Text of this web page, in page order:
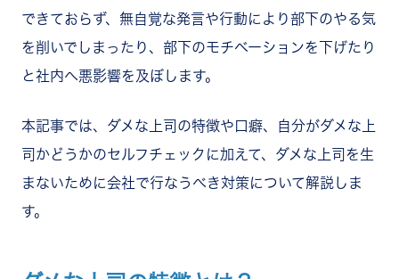
やる気が足りないのでは？
話すことはない
ダメな上司になってない？セルフチェック項目
部下の良いところに目を向けるようにする
積極的にコミュニケーションを取る
研修を行なう
できておらず、無自覚な発言や行動により部下のやる気
を削いでしまったり、部下のモチベーションを下げたり
と社内へ悪影響を及ぼします。
本記事では、ダメな上司の特徴や口癖、自分がダメな上
司かどうかのセルフチェックに加えて、ダメな上司を生
まないために会社で行なうべき対策について解説しま
す。